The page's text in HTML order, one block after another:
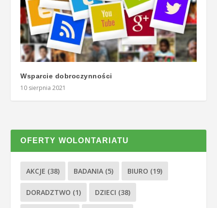
Wsparcie dobroczynności
10 sierpnia 2021
OFERTY WOLONTARIATU
AKCJE (38) BADANIA (5) BIURO (19)
DORADZTWO (1) DZIECI (38)